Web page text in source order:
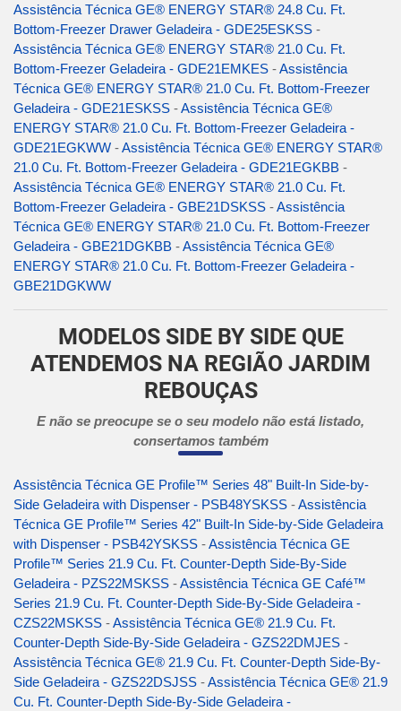
Assistência Técnica GE® ENERGY STAR® 24.8 Cu. Ft.
Bottom-Freezer Drawer Geladeira - GDE25ESKSS -
Assistência Técnica GE® ENERGY STAR® 21.0 Cu. Ft.
Bottom-Freezer Geladeira - GDE21EMKES -Assistência
Técnica GE® ENERGY STAR® 21.0 Cu. Ft. Bottom-Freezer
Geladeira - GDE21ESKSS -Assistência Técnica GE®
ENERGY STAR® 21.0 Cu. Ft. Bottom-Freezer Geladeira -
GDE21EGKWW -Assistência Técnica GE® ENERGY STAR®
21.0 Cu. Ft. Bottom-Freezer Geladeira - GDE21EGKBB -
Assistência Técnica GE® ENERGY STAR® 21.0 Cu. Ft.
Bottom-Freezer Geladeira - GBE21DSKSS -Assistência
Técnica GE® ENERGY STAR® 21.0 Cu. Ft. Bottom-Freezer
Geladeira - GBE21DGKBB -Assistência Técnica GE®
ENERGY STAR® 21.0 Cu. Ft. Bottom-Freezer Geladeira -
GBE21DGKWW
MODELOS SIDE BY SIDE QUE
ATENDEMOS NA REGIÃO JARDIM
REBOUÇAS
E não se preocupe se o seu modelo não está listado,
consertamos também
Assistência Técnica GE Profile™ Series 48" Built-In Side-by-
Side Geladeira with Dispenser - PSB48YSKSS -Assistência
Técnica GE Profile™ Series 42" Built-In Side-by-Side Geladeira
with Dispenser - PSB42YSKSS -Assistência Técnica GE
Profile™ Series 21.9 Cu. Ft. Counter-Depth Side-By-Side
Geladeira - PZS22MSKSS -Assistência Técnica GE Café™
Series 21.9 Cu. Ft. Counter-Depth Side-By-Side Geladeira -
CZS22MSKSS -Assistência Técnica GE® 21.9 Cu. Ft.
Counter-Depth Side-By-Side Geladeira - GZS22DMJES -
Assistência Técnica GE® 21.9 Cu. Ft. Counter-Depth Side-By-
Side Geladeira - GZS22DSJSS -Assistência Técnica GE® 21.9
Cu. Ft. Counter-Depth Side-By-Side Geladeira -